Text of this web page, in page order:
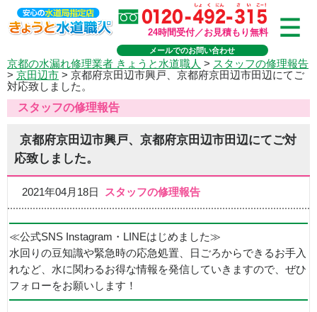
24時間受付／お見積もり無料
メールでのお問い合わせ
京都の水漏れ修理業者 きょうと水道職人 > スタッフの修理報告
> 京田辺市 > 京都府京田辺市興戸、京都府京田辺市田辺にてご
対応致しました。
スタッフの修理報告
京都府京田辺市興戸、京都府京田辺市田辺にてご対
応致しました。
2021年04月18日 スタッフの修理報告
≪公式SNS Instagram・LINEはじめました≫
水回りの豆知識や緊急時の応急処置、日ごろからできるお手入
れなど、水に関わるお得な情報を発信していきますので、ぜひ
フォローをお願いします！